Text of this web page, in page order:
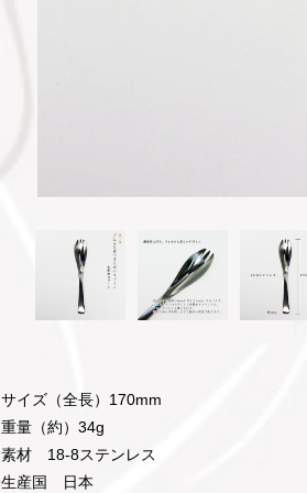
サイズ（全長）170mm
重量（約）34g
素材 18-8ステンレス
生産国 日本